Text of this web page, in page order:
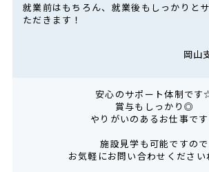
就業前はもちろん、就業後もしっかりと
ただきます！
岡山
安心のサポート体制です
賞与もしっかり◎
やりがいのあるお仕事です
施設見学も可能ですので
お気軽にお問い合わせくださ